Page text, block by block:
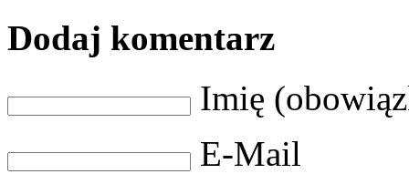
Dodaj komentarz
Imię
E-Mail